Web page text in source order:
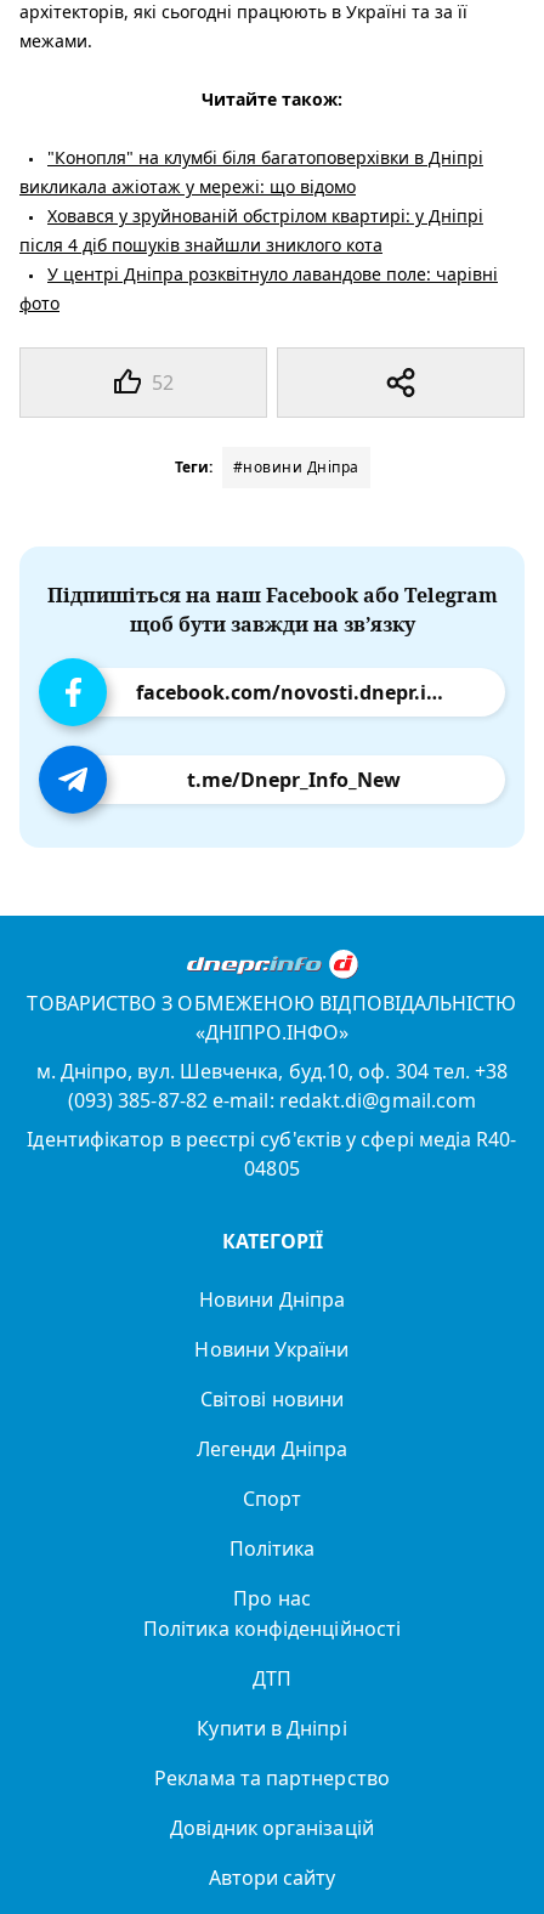
52
архітекторів, які сьогодні працюють в Україні та за її
межами.
Читайте також:
"Конопля" на клумбі біля багатоповерхівки в Дніпрі
викликала ажіотаж у мережі: що відомо
Ховався у зруйнованій обстрілом квартирі: у Дніпрі
після 4 діб пошуків знайшли зниклого кота
У центрі Дніпра розквітнуло лавандове поле: чарівні
фото
Теги: #новини Дніпра
Підпишіться на наш Facebook або Telegram
щоб бути завжди на зв’язку
facebook.com/novosti.dnepr.info
t.me/Dnepr_Info_New
ТОВАРИСТВО З ОБМЕЖЕНОЮ ВІДПОВІДАЛЬНІСТЮ
«ДНІПРО.ІНФО»
м. Дніпро, вул. Шевченка, буд.10, оф. 304 тел. +38
(093) 385-87-82 e-mail: redakt.di@gmail.com
Ідентифікатор в реєстрі суб'єктів у сфері медіа R40-
04805
КАТЕГОРІЇ
Новини Дніпра
Новини України
Світові новини
Легенди Дніпра
Спорт
Політика
Про нас
Політика конфіденційності
ДТП
Купити в Дніпрі
Реклама та партнерство
Довідник організацій
Автори сайту